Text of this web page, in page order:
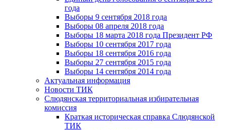
года
Выборы 9 сентября 2018 года
Выборы 08 апреля 2018 года
Выборы 18 марта 2018 года Президент РФ
Выборы 10 сентября 2017 года
Выборы 18 сентября 2016 года
Выборы 27 сентября 2015 года
Выборы 14 сентября 2014 года
Актуальная информация
Новости ТИК
Слюдянская территориальная избирательная
комиссия
Краткая историческая справка Слюдянской
ТИК